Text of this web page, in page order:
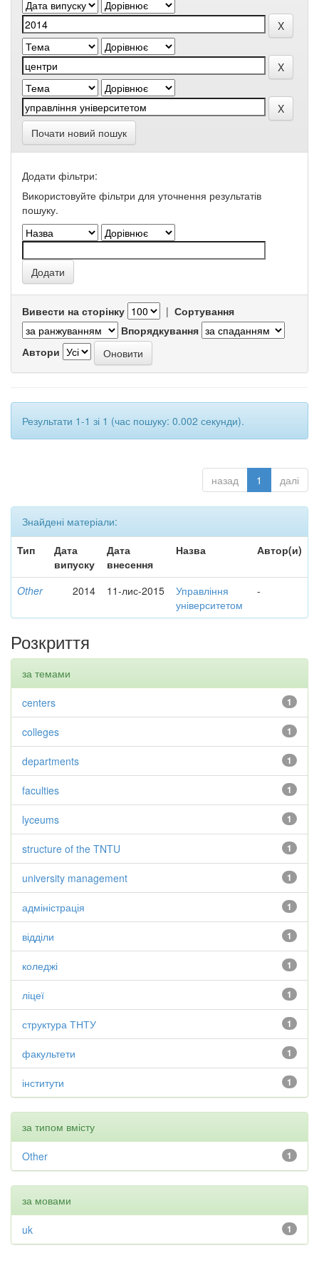
Почати новий пошук
Додати фільтри:
Використовуйте фільтри для уточнення результатів
пошуку.
Вивести на сторінку | Сортування
Впорядкування
Автори
Результати 1-1 зі 1 (час пошуку: 0.002 секунди).
назад 1 далі
Знайдені матеріали:
Тип
Дата
випуску
Дата
внесення
Назва Автор(и)
Other 2014 11-лис-2015
Управління
університетом
-
Розкриття
за темами
1
centers
1
colleges
1
departments
1
faculties
1
lyceums
1
structure of the TNTU
1
university management
1
адміністрація
1
відділи
1
коледжі
1
ліцеї
1
структура ТНТУ
1
факультети
1
інститути
за типом вмісту
1
Other
за мовами
1
uk